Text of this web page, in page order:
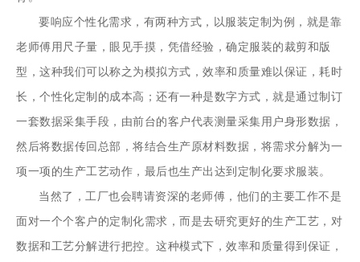
要响应个性化需求，有两种方式，以服装定制为例，就是靠
老师傅用尺子量，眼见手摸，凭借经验，确定服装的裁剪和版
型，这种我们可以称之为模拟方式，效率和质量难以保证，耗时
长，个性化定制的成本高；还有一种是数字方式，就是通过制订
一套数据采集手段，由前台的客户代表测量采集用户身形数据，
然后将数据传回总部，将结合生产原材料数据，将需求分解为一
项一项的生产工艺动作，最后也生产出达到定制化要求服装。
当然了，工厂也会聘请资深的老师傅，他们的主要工作不是
面对一个个客户的定制化需求，而是去研究更好的生产工艺，对
数据和工艺分解进行把控。这种模式下，效率和质量得到保证，